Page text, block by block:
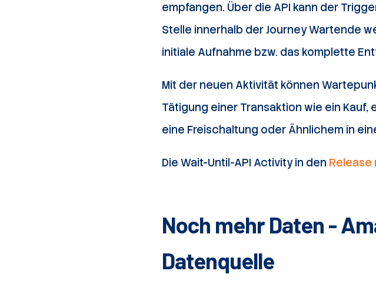
empfangen. Über die API kann der
Stelle innerhalb der Journey Wartende
initiale Aufnahme bzw. das komplette
Mit der neuen Aktivität können
Tätigung einer Transaktion wie ein
eine Freischaltung oder Ähnlichem in
Die Wait-Until-API Activity in den Release
Noch mehr Daten -
Datenquelle